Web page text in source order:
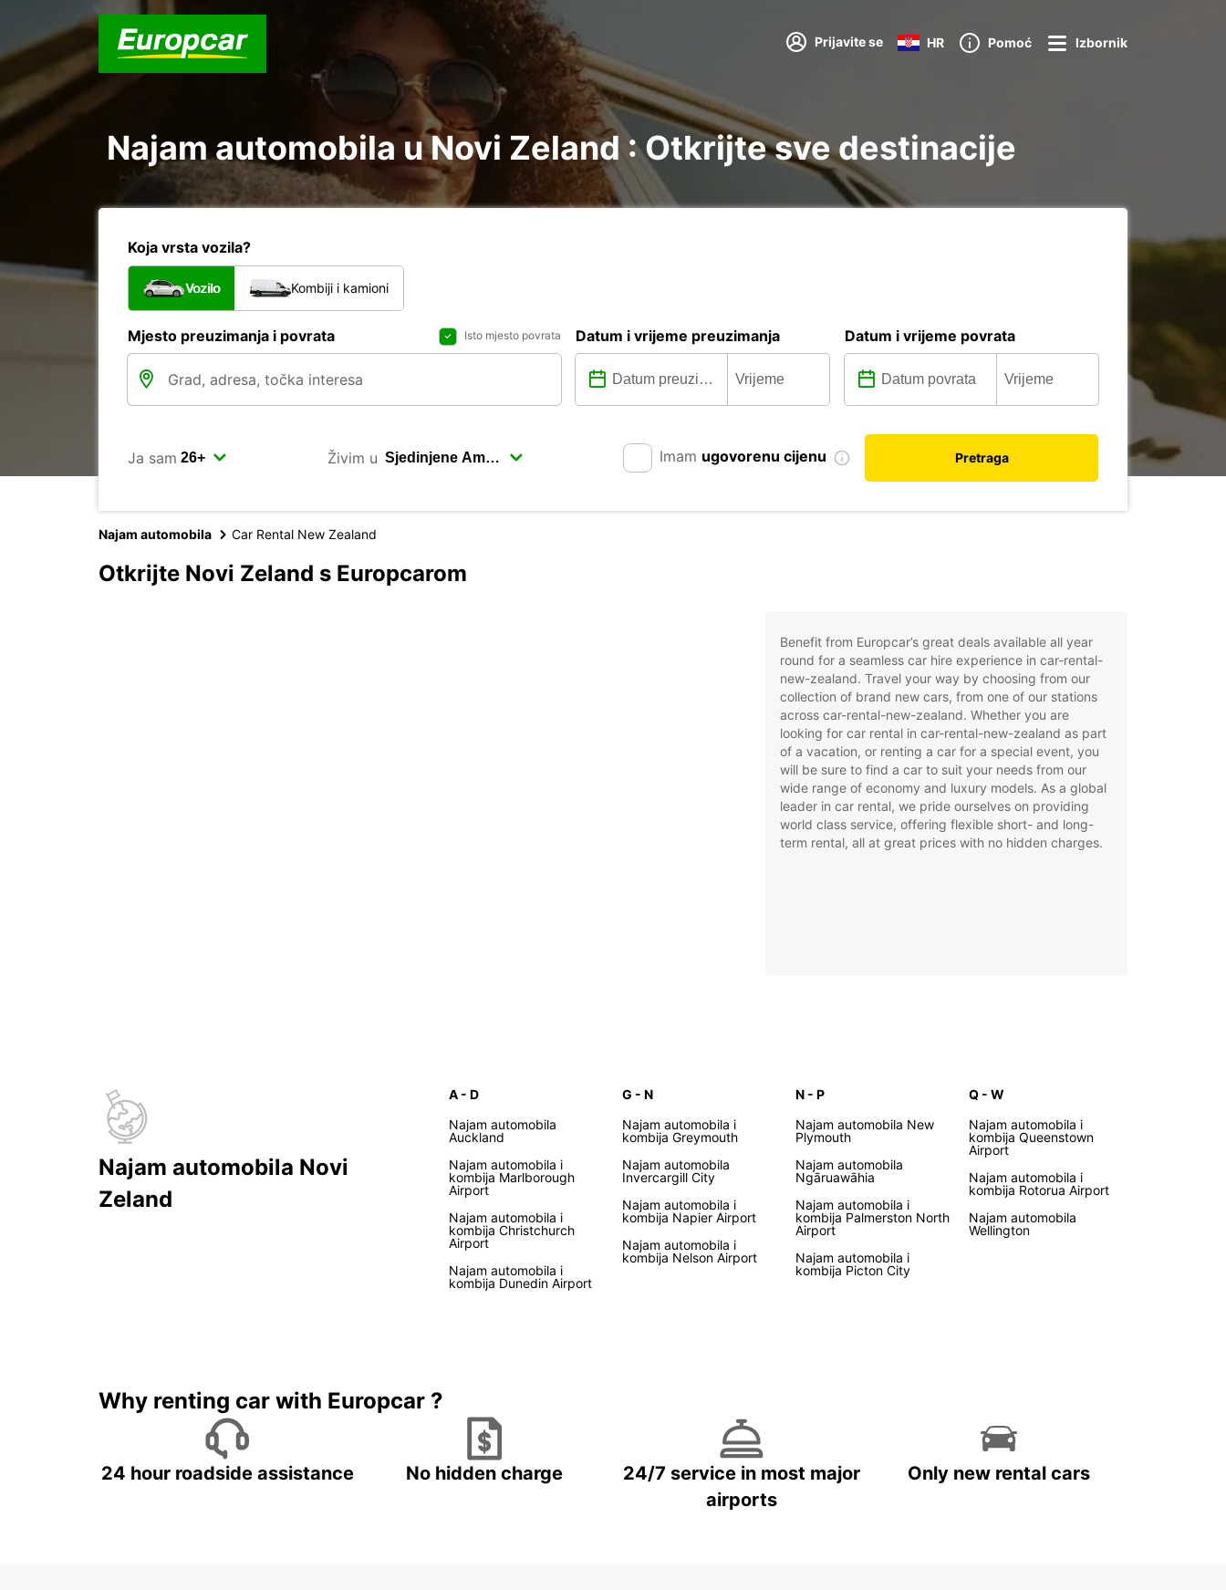
Prijavite se HR Pomoć Izbornik
Najam automobila u Novi Zeland : Otkrijte sve destinacije
Koja vrsta vozila?
Vozilo Kombiji i kamioni
Mjesto preuzimanja i povrata Isto mjesto povrata Datum i vrijeme preuzimanja Datum i vrijeme povrata
Ja sam Živim u Imam ugovorenu cijenu Pretraga
Najam automobila Car Rental New Zealand
Otkrijte Novi Zeland s Europcarom
Benefit from Europcar’s great deals available all year
round for a seamless car hire experience in car-rental-
new-zealand. Travel your way by choosing from our
collection of brand new cars, from one of our stations
across car-rental-new-zealand. Whether you are
looking for car rental in car-rental-new-zealand as part
of a vacation, or renting a car for a special event, you
will be sure to find a car to suit your needs from our
wide range of economy and luxury models. As a global
leader in car rental, we pride ourselves on providing
world class service, offering flexible short- and long-
term rental, all at great prices with no hidden charges.
Najam automobila Novi
Zeland
A - D
Najam automobila
Auckland
Najam automobila i
kombija Marlborough
Airport
Najam automobila i
kombija Christchurch
Airport
Najam automobila i
kombija Dunedin Airport
G - N
Najam automobila i
kombija Greymouth
Najam automobila
Invercargill City
Najam automobila i
kombija Napier Airport
Najam automobila i
kombija Nelson Airport
N - P
Najam automobila New
Plymouth
Najam automobila
Ngāruawāhia
Najam automobila i
kombija Palmerston North
Airport
Najam automobila i
kombija Picton City
Q - W
Najam automobila i
kombija Queenstown
Airport
Najam automobila i
kombija Rotorua Airport
Najam automobila
Wellington
Why renting car with Europcar ?
24 hour roadside assistance No hidden charge
24/7 service in most major
airports
Only new rental cars